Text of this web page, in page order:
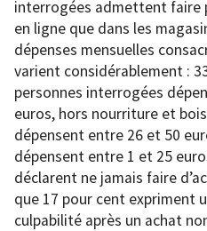
interrogées admettent faire
en ligne que dans les
dépenses mensuelles
varient considérablement :
personnes interrogées
euros, hors nourriture et
dépensent entre 26 et 50
dépensent entre 1 et 25
déclarent ne jamais faire
que 17 pour cent expriment
culpabilité après un achat